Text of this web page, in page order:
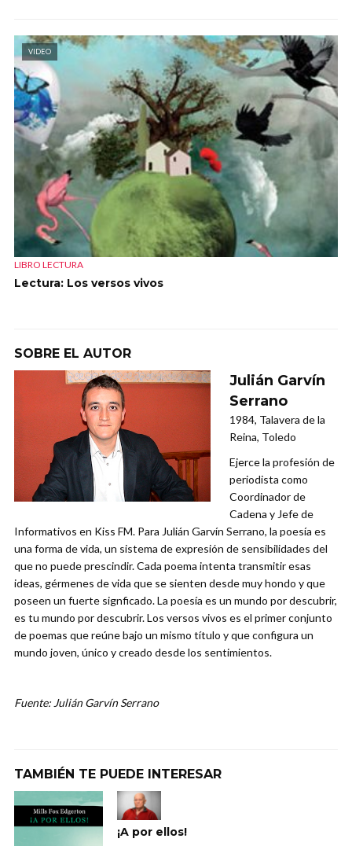
VIDEO
LIBRO LECTURA
Lectura: Los versos vivos
SOBRE EL AUTOR
Julián Garvín
Serrano
1984, Talavera de la
Reina, Toledo
Ejerce la profesión de
periodista como
Coordinador de
Cadena y Jefe de
Informativos en Kiss FM. Para Julián Garvín Serrano, la poesía es
una forma de vida, un sistema de expresión de sensibilidades del
que no puede prescindir. Cada poema intenta transmitir esas
ideas, gérmenes de vida que se sienten desde muy hondo y que
poseen un fuerte signficado. La poesía es un mundo por descubrir,
es tu mundo por descubrir. Los versos vivos es el primer conjunto
de poemas que reúne bajo un mismo título y que configura un
mundo joven, único y creado desde los sentimientos.
Fuente: Julián Garvín Serrano
TAMBIÉN TE PUEDE INTERESAR
¡A por ellos!